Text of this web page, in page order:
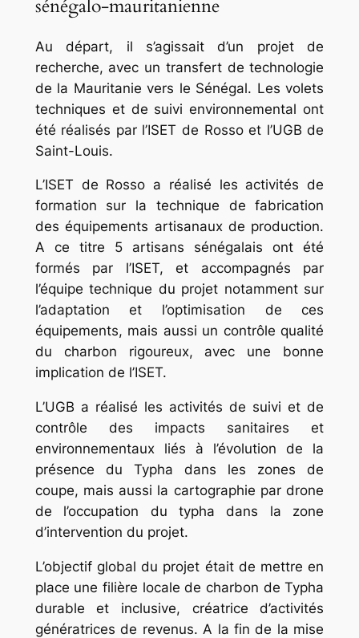
sénégalo-mauritanienne
Au départ, il s’agissait d’un projet de
recherche, avec un transfert de technologie
de la Mauritanie vers le Sénégal. Les volets
techniques et de suivi environnemental ont
été réalisés par l’ISET de Rosso et l’UGB de
Saint-Louis.
L’ISET de Rosso a réalisé les activités de
formation sur la technique de fabrication
des équipements artisanaux de production.
A ce titre 5 artisans sénégalais ont été
formés par l’ISET, et accompagnés par
l’équipe technique du projet notamment sur
l’adaptation et l’optimisation de ces
équipements, mais aussi un contrôle qualité
du charbon rigoureux, avec une bonne
implication de l’ISET.
L’UGB a réalisé les activités de suivi et de
contrôle des impacts sanitaires et
environnementaux liés à l’évolution de la
présence du Typha dans les zones de
coupe, mais aussi la cartographie par drone
de l’occupation du typha dans la zone
d’intervention du projet.
L’objectif global du projet était de mettre en
place une filière locale de charbon de Typha
durable et inclusive, créatrice d’activités
génératrices de revenus. A la fin de la mise